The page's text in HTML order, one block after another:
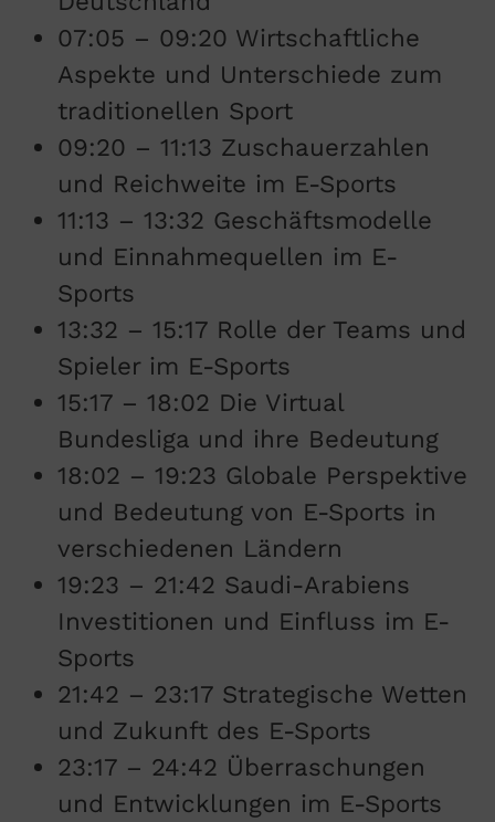
07:05 – 09:20 Wirtschaftliche
Aspekte und Unterschiede zum
traditionellen Sport
09:20 – 11:13 Zuschauerzahlen
und Reichweite im E-Sports
11:13 – 13:32 Geschäftsmodelle
und Einnahmequellen im E-
Sports
13:32 – 15:17 Rolle der Teams und
Spieler im E-Sports
15:17 – 18:02 Die Virtual
Bundesliga und ihre Bedeutung
18:02 – 19:23 Globale Perspektive
und Bedeutung von E-Sports in
verschiedenen Ländern
19:23 – 21:42 Saudi-Arabiens
Investitionen und Einfluss im E-
Sports
21:42 – 23:17 Strategische Wetten
und Zukunft des E-Sports
23:17 – 24:42 Überraschungen
und Entwicklungen im E-Sports